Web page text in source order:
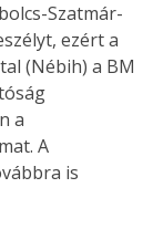
Szatmár-
ezért a
(Nébih) a BM
a
A
is